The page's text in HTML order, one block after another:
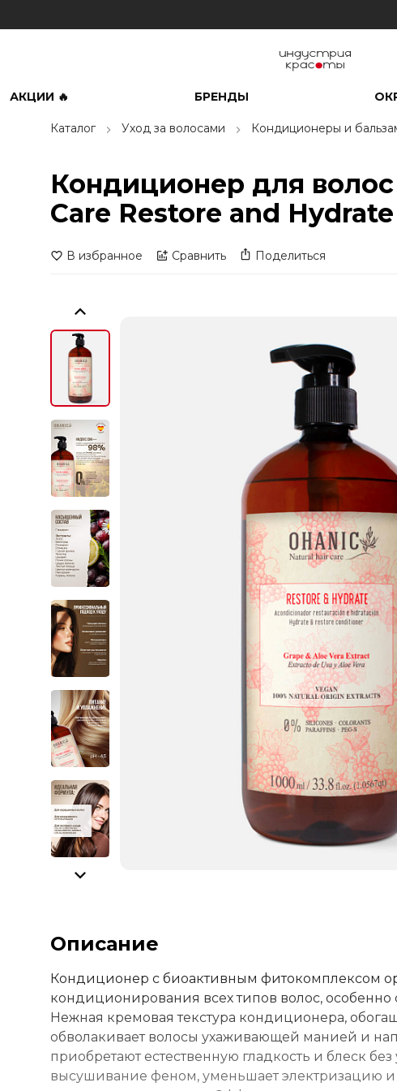
АКЦИИ 🔥 БРЕНДЫ
Каталог Уход за волосами Кондиционеры и
Кондиционер для
Care Restore and
В избранное Сравнить Поделиться
Описание
Кондиционер с биоактивным фитокомплексом
кондиционирования всех типов волос, особенно
Нежная кремовая текстура кондиционера,
обволакивает волосы ухаживающей манией и
приобретают естественную гладкость и блеск
высушивание феном, уменьшает электризацию